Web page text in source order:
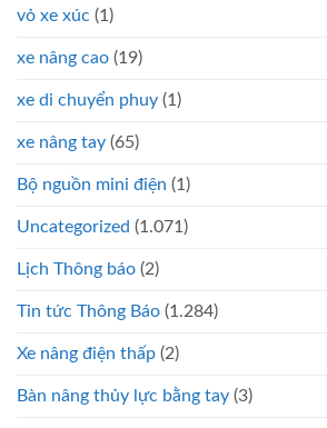
vỏ xe xúc (1)
xe nâng cao (19)
xe di chuyển phuy (1)
xe nâng tay (65)
Bộ nguồn mini điện (1)
Uncategorized (1.071)
Lịch Thông báo (2)
Tin tức Thông Báo (1.284)
Xe nâng điện thấp (2)
Bàn nâng thủy lực bằng tay (3)